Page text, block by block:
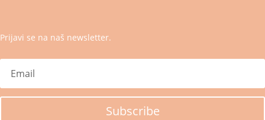
Prijavi se na naš newsletter.
Subscribe